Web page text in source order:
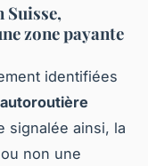
Suisse,
zone payante
identifiées
signalée ainsi, la
non une